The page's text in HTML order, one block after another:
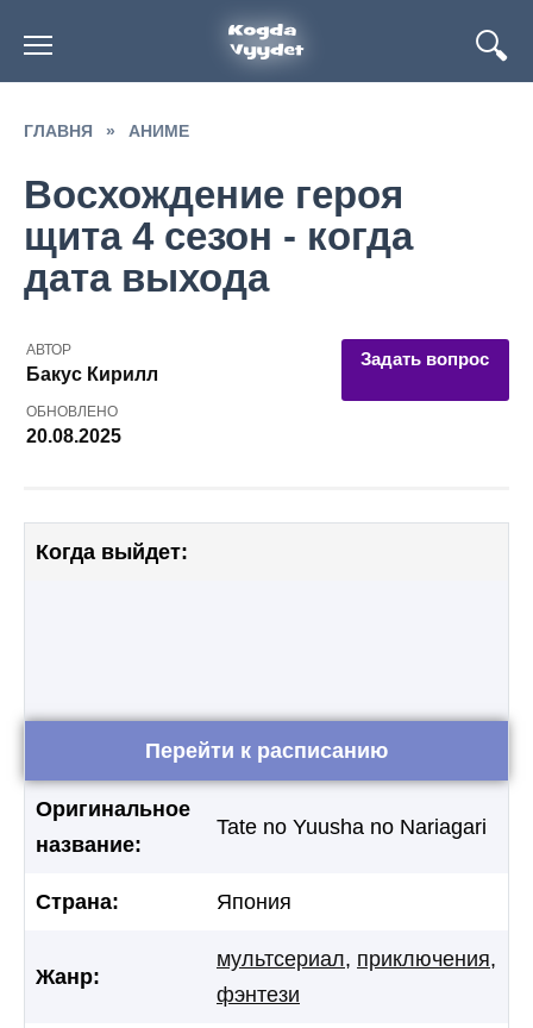
содержанию
ГЛАВНЯ » АНИМЕ
Восхождение героя
щита 4 сезон - когда
дата выхода
АВТОР
Бакус Кирилл
Задать вопрос
ОБНОВЛЕНО
20.08.2025
Когда выйдет:
Перейти к расписанию
Оригинальное
название:
Tate no Yuusha no Nariagari
Страна: Япония
Жанр:
мультсериал, приключения,
фэнтези